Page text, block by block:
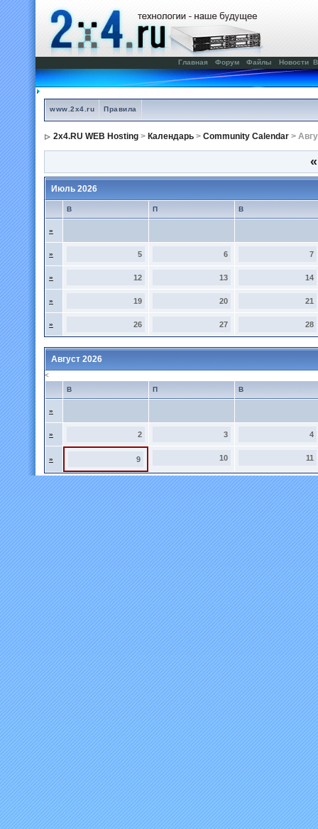
Главная Форум Файлы Новости
www.2x4.ru Правила
2x4.RU WEB Hosting > Календарь > Community Calendar >
«
Июль 2026
В П В
»
» 5 6 7
» 12 13 14
» 19 20 21
» 26 27 28
Август 2026
<
В
П В
»
» 2 3 4
» 9 10 11